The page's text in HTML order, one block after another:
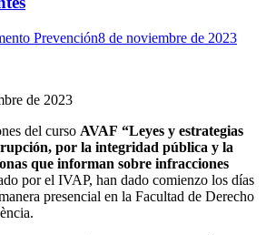
Prevención8 de noviembre de 2023
de 2023
del curso AVAF “Leyes y estrategias
por la integridad pública y la
que informan sobre infracciones
por el IVAP, han dado comienzo los días
presencial en la Facultad de Derecho